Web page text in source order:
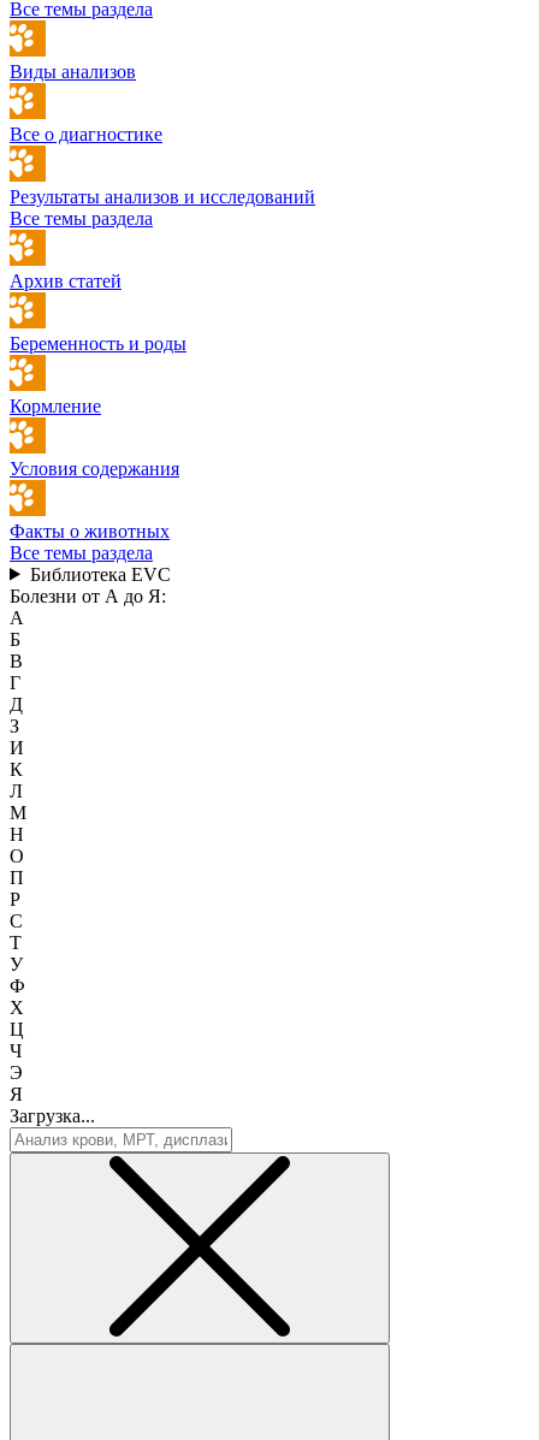
Все темы раздела
Виды анализов
Все о диагностике
Результаты анализов и исследований
Все темы раздела
Архив статей
Беременность и роды
Кормление
Условия содержания
Факты о животных
Все темы раздела
Библиотека EVC
Болезни от А до Я:
А
Б
В
Г
Д
З
И
К
Л
М
Н
О
П
Р
С
Т
У
Ф
Х
Ц
Ч
Э
Я
Загрузка...